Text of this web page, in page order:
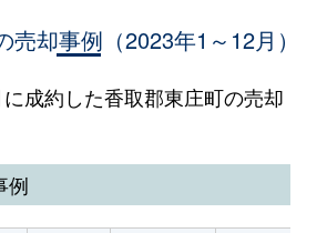
却事例（2023年1～12月）
成約した香取郡東庄町の売却
例